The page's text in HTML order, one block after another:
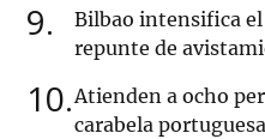
9
Bilbao intensifica
repunte de
10 Atienden a ocho
carabela